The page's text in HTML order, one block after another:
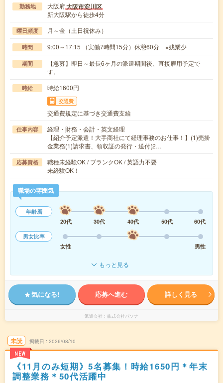
勤務地 大阪府大阪市淀川区
新大阪駅から徒歩4分
曜日頻度 月～金（土日祝休み）
時間 9:00～17:15 （実働7時間15分）休憩60分 ※残業少
期間
【急募】即日～最長6ヶ月の派遣期間後、直接雇用予定で
す。
時給 時給1600円
交通費
交通費規定に基づき交通費支給
仕事内容
経理・財務・会計・英文経理
【紹介予定派遣！大手商社にて経理事務のお仕事！】(1)売掛
金業務(1)請求書、領収証の発行・送付(2…
応募資格
職種未経験OK / ブランクOK / 英語力不要
未経験OK！
職場の雰囲気
年齢層
20代
30代 40代 50代
60代
男女比率
女性
男性
もっと見る
気になる! 応募へ進む 詳しく見る
派遣会社 株式会社パソナ
未読
NEW
掲載日 2026/08/10
《11月のみ短期》5名募集！時給1650円＊年末
調整業務＊50代活躍中